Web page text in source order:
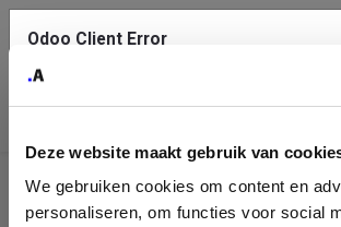
Deze website maakt gebruik van
We gebruiken cookies om content en
personaliseren, om functies voor social
Company
Odoo Client Error
service.